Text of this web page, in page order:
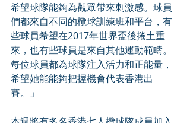
希望球隊能夠為觀眾帶來刺激感。球員
們都來自不同的欖球訓練班和平台，有
些球員希望在2017年世界盃後捲土重
來，也有些球員是來自其他運動範疇。
每位球員都為球隊注入活力和正能量，
希望她能能夠把握機會代表香港出
賽。」